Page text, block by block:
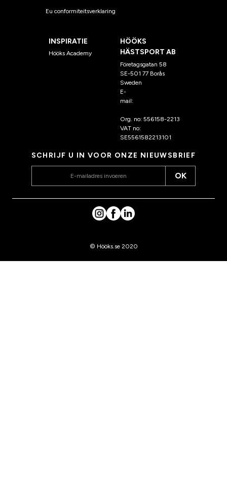
Eu conformiteitsverklaring
INSPIRATIE
Hööks Academy
HÖÖKS
HÄSTSPORT AB
Företagsgatan 58
SE-501 77 Borås
Sweden
E-
mail:
Org. no: 556158-2213
VAT no:
SE5561582213101
SCHRIJF U IN VOOR ONZE NIEUWSBRIEF
OK
© Hööks.se 2020